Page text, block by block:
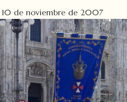
10 de noviembre de 2007